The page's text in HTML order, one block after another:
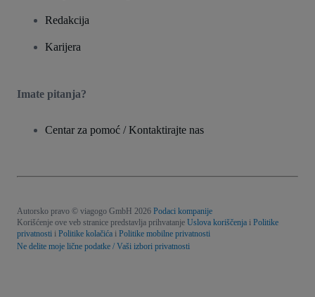
Redakcija
Karijera
Imate pitanja?
Centar za pomoć / Kontaktirajte nas
Autorsko pravo © viagogo GmbH 2026 Podaci kompanije
Korišćenje ove veb stranice predstavlja prihvatanje Uslova koriščenja i Politike
privatnosti i Politike kolačića i Politike mobilne privatnosti
Ne delite moje lične podatke / Vaši izbori privatnosti